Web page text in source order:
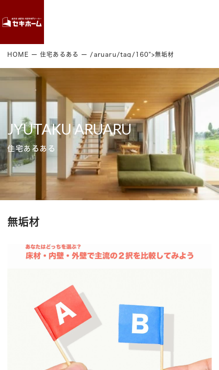
HOME 住宅あるある /aruaru/tag/160">無垢材
JYUTAKU ARUARU
住宅あるある
無垢材